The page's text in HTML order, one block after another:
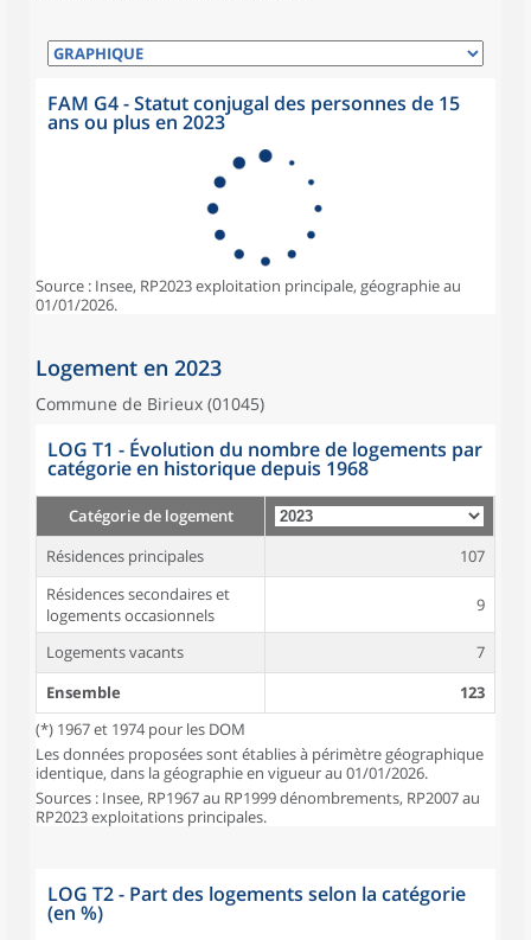
FAM G4 - Statut conjugal des personnes de 15
ans ou plus en 2023
Source : Insee, RP2023 exploitation principale, géographie au
01/01/2026.
Logement en 2023
Commune de Birieux (01045)
LOG T1 - Évolution du nombre de logements par
catégorie en historique depuis 1968
Catégorie de logement
Résidences principales
107
Résidences secondaires et
logements occasionnels
9
Logements vacants
7
Ensemble
123
(*) 1967 et 1974 pour les DOM
Les données proposées sont établies à périmètre géographique
identique, dans la géographie en vigueur au 01/01/2026.
Sources : Insee, RP1967 au RP1999 dénombrements, RP2007 au
RP2023 exploitations principales.
LOG T2 - Part des logements selon la catégorie
(en %)